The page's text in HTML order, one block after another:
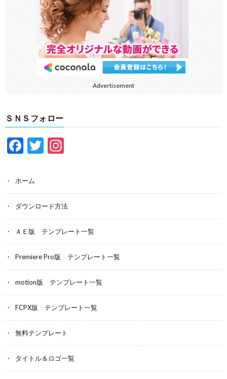
Advertisement
ＳＮＳフォロー
F
e
b
o
o
k
T
er gr
a
m
ホーム
ダウンロード方法
ＡＥ版 テンプレート一覧
Premiere Pro版 テンプレート一覧
motion版 テンプレート一覧
FCPX版 テンプレート一覧
無料テンプレート
タイトル＆ロゴ一覧